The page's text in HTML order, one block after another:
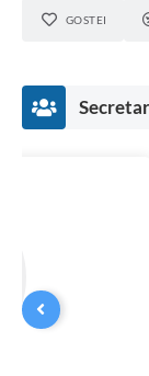
GOSTEI